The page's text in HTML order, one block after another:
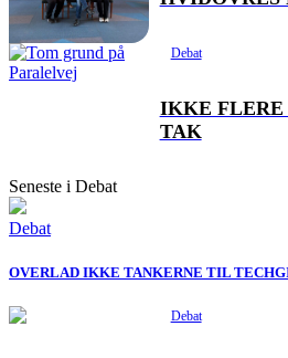
Debat
IKKE
TAK
Seneste i Debat
Debat
OVERLAD IKKE TANKERNE TIL
Debat